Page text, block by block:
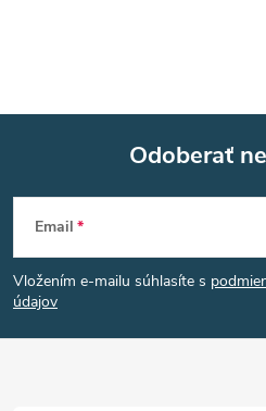
Z
á
p
Odoberať
Email
Vložením e-mailu súhlasíte s
údajov